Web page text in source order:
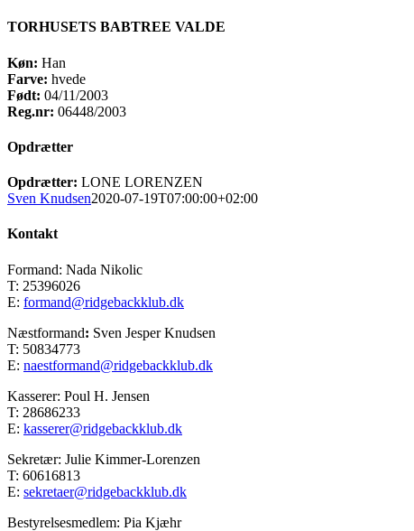
TORHUSETS BABTREE VALDE
Køn: Han
Farve: hvede
Født: 04/11/2003
Reg.nr: 06448/2003
Opdrætter
Opdrætter: LONE LORENZEN
Sven Knudsen2020-07-19T07:00:00+02:00
Kontakt
Formand: Nada Nikolic
T: 25396026
E: formand@ridgebackklub.dk
Næstformand: Sven Jesper Knudsen
T: 50834773
E: naestformand@ridgebackklub.dk
Kasserer: Poul H. Jensen
T: 28686233
E: kasserer@ridgebackklub.dk
Sekretær: Julie Kimmer-Lorenzen
T: 60616813
E: sekretaer@ridgebackklub.dk
Bestyrelsesmedlem: Pia Kjæhr